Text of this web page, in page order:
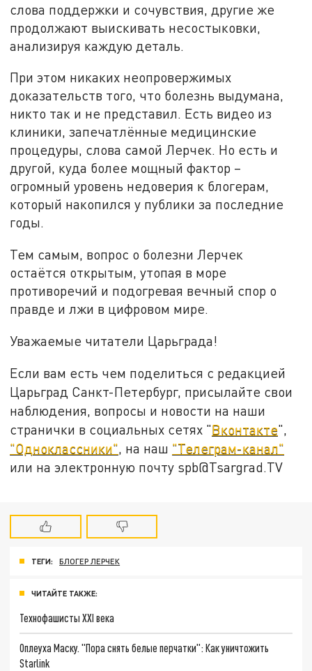
слова поддержки и сочувствия, другие же
продолжают выискивать несостыковки,
анализируя каждую деталь.
При этом никаких неопровержимых
доказательств того, что болезнь выдумана,
никто так и не представил. Есть видео из
клиники, запечатлённые медицинские
процедуры, слова самой Лерчек. Но есть и
другой, куда более мощный фактор –
огромный уровень недоверия к блогерам,
который накопился у публики за последние
годы.
Тем самым, вопрос о болезни Лерчек
остаётся открытым, утопая в море
противоречий и подогревая вечный спор о
правде и лжи в цифровом мире.
Уважаемые читатели Царьграда!
Если вам есть чем поделиться с редакцией
Царьград Санкт-Петербург, присылайте свои
наблюдения, вопросы и новости на наши
странички в социальных сетях "Вконтакте",
"Одноклассники", на наш "Телеграм-канал"
или на электронную почту spb@Tsargrad.TV
ТЕГИ: БЛОГЕР ЛЕРЧЕК
ЧИТАЙТЕ ТАКЖЕ:
Технофашисты XXI века
Оплеуха Маску. "Пора снять белые перчатки": Как уничтожить
Starlink